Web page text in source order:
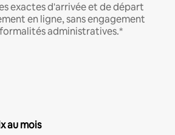
exactes d'arrivée et de départ
en ligne, sans engagement
administratives.*
au mois